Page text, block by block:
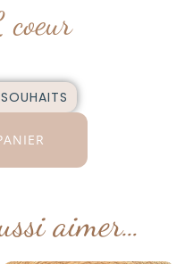
aimer…